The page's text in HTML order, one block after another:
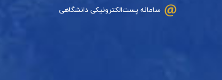
سامانه پست‌الکترونیکی دانشگاهی